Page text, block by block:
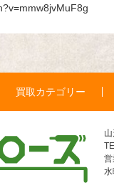
買取カテゴリー